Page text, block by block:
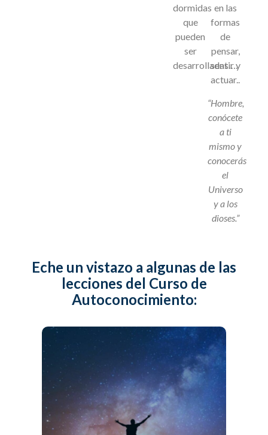
dormidas
que
pueden
ser
desarrolladas….
en las
formas
de
pensar,
sentir y
actuar..
“Hombre,
conócete
a ti
mismo y
conocerás
el
Universo
y a los
dioses.”
Eche un vistazo a algunas de las
lecciones del Curso de
Autoconocimiento: